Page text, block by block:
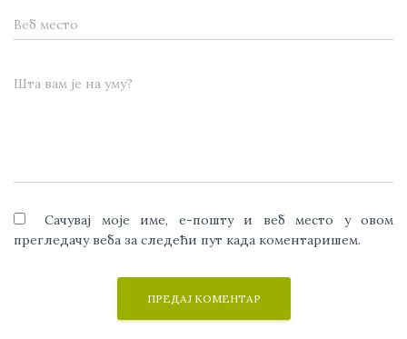
Веб место
Шта вам је на уму?
Сачувај моје име, е-пошту и веб место у овом
прегледачу веба за следећи пут када коментаришем.